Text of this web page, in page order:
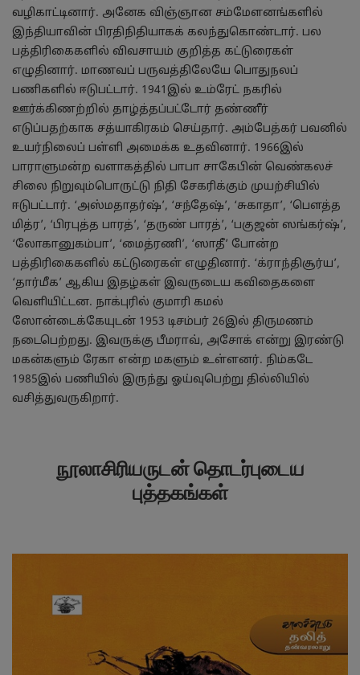
வழிகாட்டினார். அனேக விஞ்ஞான சம்மேளனங்களில்
இந்தியாவின் பிரதிநிதியாகக் கலந்துகொண்டார். பல
பத்திரிகைகளில் விவசாயம் குறித்த கட்டுரைகள்
எழுதினார். மாணவப் பருவத்திலேயே பொதுநலப்
பணிகளில் ஈடுபட்டார். 1941இல் உம்ரேட் நகரில்
ஊர்க்கிணற்றில் தாழ்த்தப்பட்டோர் தண்ணீர்
எடுப்பதற்காக சத்யாகிரகம் செய்தார். அம்பேத்கர் பவனில்
உயர்நிலைப் பள்ளி அமைக்க உதவினார். 1966இல்
பாராளுமன்ற வளாகத்தில் பாபா சாகேபின் வெண்கலச்
சிலை நிறுவும்பொருட்டு நிதி சேகரிக்கும் முயற்சியில்
ஈடுபட்டார். ‘அஸ்மதாதர்ஷ்’, ‘சந்தேஷ்’, ‘சுகாதா’, ‘பௌத்த
மித்ர’, ‘பிரபுத்த பாரத்’, ‘தருண் பாரத்’, ‘பகுஜன் ஸங்கர்ஷ்’,
‘லோகானுகம்பா’, ‘மைத்ரணி’, ‘ஸாதீ’ போன்ற
பத்திரிகைகளில் கட்டுரைகள் எழுதினார். ‘க்ராந்திசூர்ய’,
‘தார்மீக’ ஆகிய இதழ்கள் இவருடைய கவிதைகளை
வெளியிட்டன. நாக்புரில் குமாரி கமல்
ஸோன்டைக்கேயுடன் 1953 டிசம்பர் 26இல் திருமணம்
நடைபெற்றது. இவருக்கு பீமராவ், அசோக் என்று இரண்டு
மகன்களும் ரேகா என்ற மகளும் உள்ளனர். நிம்கடே
1985இல் பணியில் இருந்து ஓய்வுபெற்று தில்லியில்
வசித்துவருகிறார்.
நூலாசிரியருடன் தொடர்புடைய
புத்தகங்கள்